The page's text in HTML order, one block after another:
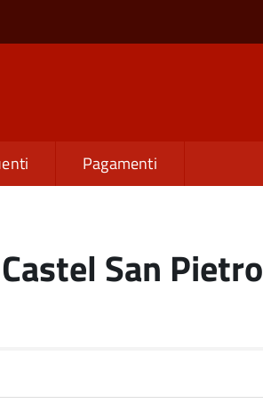
Pagamenti
San Pietro